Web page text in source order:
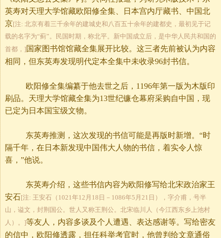
英寿对天理大学馆藏欧阳修全集、日本宫内厅藏书、中国北
京[注: 北京有着三千余年的建城史和八百五十余年的建都史，最初见于记
载的名字为“蓟”。民国时期，称北平。新中国成立后，是中华人民共和国的
首都，]国家图书馆馆藏全集展开比较。这三者先前被认为内容
相同，但东英寿发现明代定本全集中未收录96封书信。
欧阳修全集编纂于他去世之后， 1196年第一版为木版印
刷品。天理大学馆藏全集为13世纪镰仓幕府采购自中国，现
已定为日本国宝级文物。
东英寿推测，这次发现的书信可能是再版时新增。“时
隔千年，在日本新发现中国伟大人物的书信，着实令人惊
喜，”他说。
东英寿介绍，这些书信内容为欧阳修写给北宋政治家王
安石[注: 王安石（1021年12月18日－1086年5月21日），字介甫，号半
山，谥文，封荆国公。世人又称王荆公。北宋临川人（今江西东乡上池村
人）。]等友人，内容多谈及个人遭遇、表达感谢等。写给密友
的信中，欧阳修透露，担任科举考官时，他曾判给文章通俗